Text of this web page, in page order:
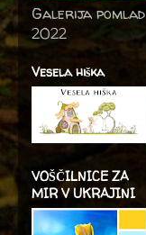
Galerija pomlad
2022
Vesela hiška
VOŠČILNICE ZA
MIR V UKRAJINI